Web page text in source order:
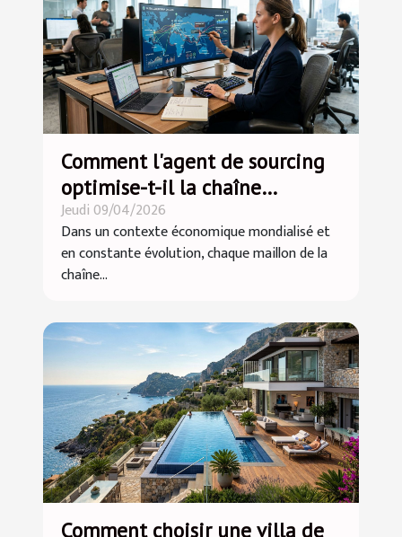
Comment l'agent de sourcing
optimise-t-il la chaîne
d'approvisionnement ?
Jeudi 09/04/2026
Dans un contexte économique mondialisé et
en constante évolution, chaque maillon de la
chaîne...
Comment choisir une villa de